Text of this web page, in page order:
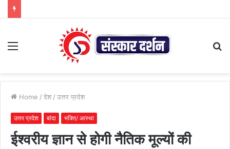
Menu
Home / देश / उत्तर प्रदेश
उत्तर प्रदेश बांदा भक्ति/ आस्था
ईश्वरीय ज्ञान से होगी नैतिक मूल्यों की